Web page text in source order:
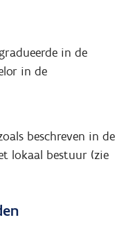
in de
in de
beschreven in de
lokaal bestuur (zie